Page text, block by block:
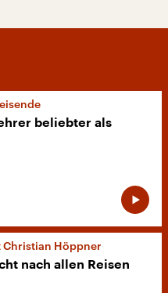
beliebter als
Christian Höppner
nach allen Reisen